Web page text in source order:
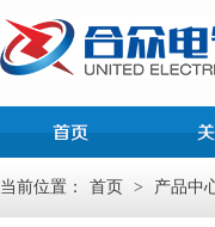
当前位置： 首页 > 产品中